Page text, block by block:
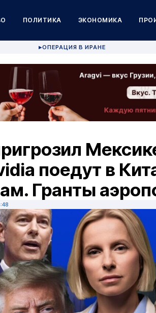
ПОЛИТИКА ЭКОНОМИКА
▶ОПЕРАЦИЯ В ИРАНЕ
поедут в
Гранты